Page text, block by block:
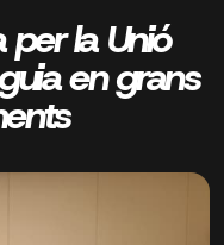
per la Unió
en grans